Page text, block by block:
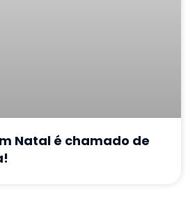
Natal é chamado de